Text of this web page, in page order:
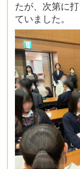
たが、次第に
ていました。